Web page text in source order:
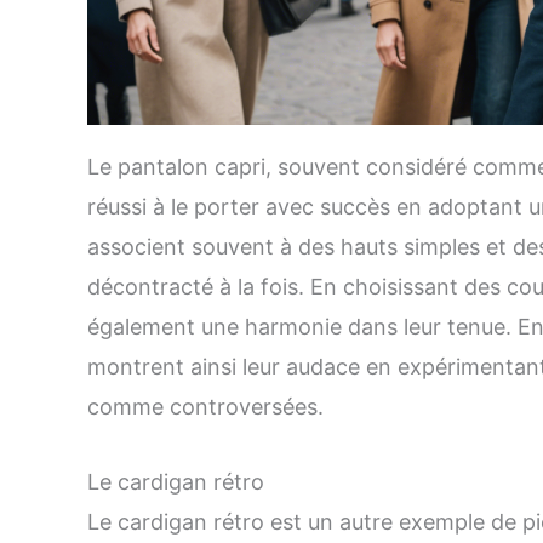
Le pantalon capri, souvent considéré
réussi à le porter avec succès en adoptant
associent souvent à des hauts simples et
décontracté à la fois. En choisissant des
également une harmonie dans leur tenue.
montrent ainsi leur audace en
comme controversées.
Le cardigan rétro
Le cardigan rétro est un autre exemple de